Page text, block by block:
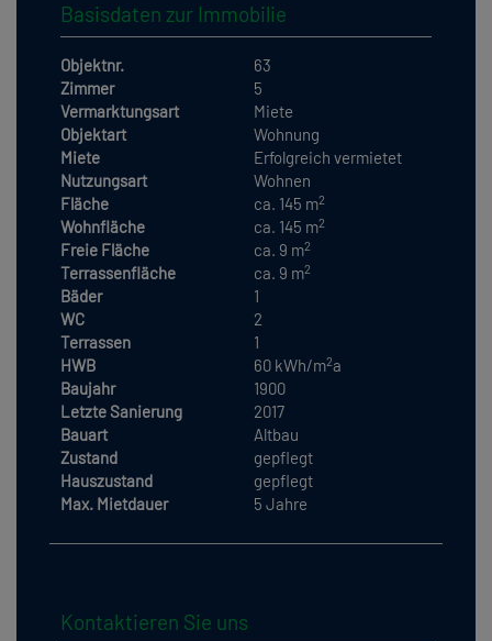
Basisdaten zur Immobilie
Objektnr.
63
Zimmer
5
Vermarktungsart
Miete
Objektart
Wohnung
Miete
Erfolgreich vermietet
Nutzungsart
Wohnen
Fläche
ca. 145 m2
Wohnfläche ca. 145 m2
Freie Fläche ca. 9 m2
Terrassenfläche ca. 9 m2
Bäder
1
WC
2
Terrassen
1
HWB
60 kWh/m2a
Baujahr
1900
Letzte Sanierung
2017
Bauart
Altbau
Zustand
gepflegt
Hauszustand
gepflegt
Max. Mietdauer
5 Jahre
Kontaktieren Sie uns